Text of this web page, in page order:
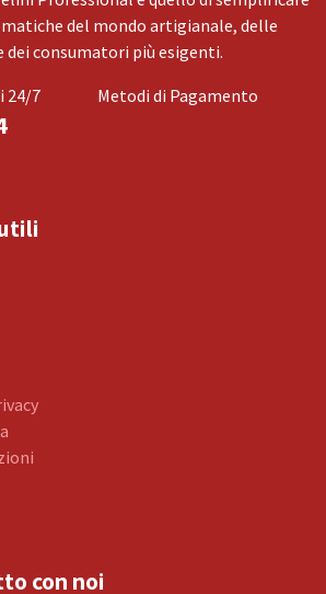
del mondo artigianale, delle
dei consumatori più esigenti.
24/7
Metodi di Pagamento
con noi